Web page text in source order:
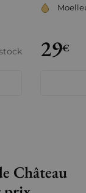
29€
Château